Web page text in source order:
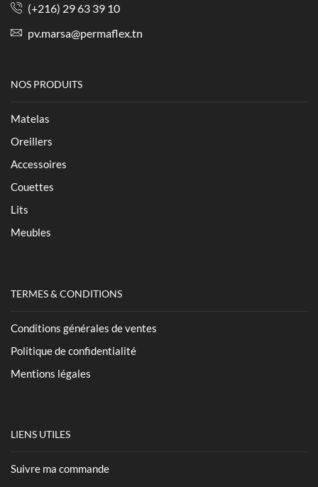
(+216) 29 63 39 10
pv.marsa@permaflex.tn
NOS PRODUITS
Matelas
Oreillers
Accessoires
Couettes
Lits
Meubles
TERMES & CONDITIONS
Conditions générales de ventes
Politique de confidentialité
Mentions légales
LIENS UTILES
Suivre ma commande